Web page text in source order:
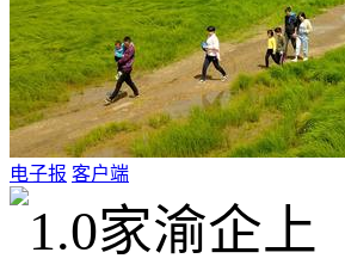
电子报 客户端